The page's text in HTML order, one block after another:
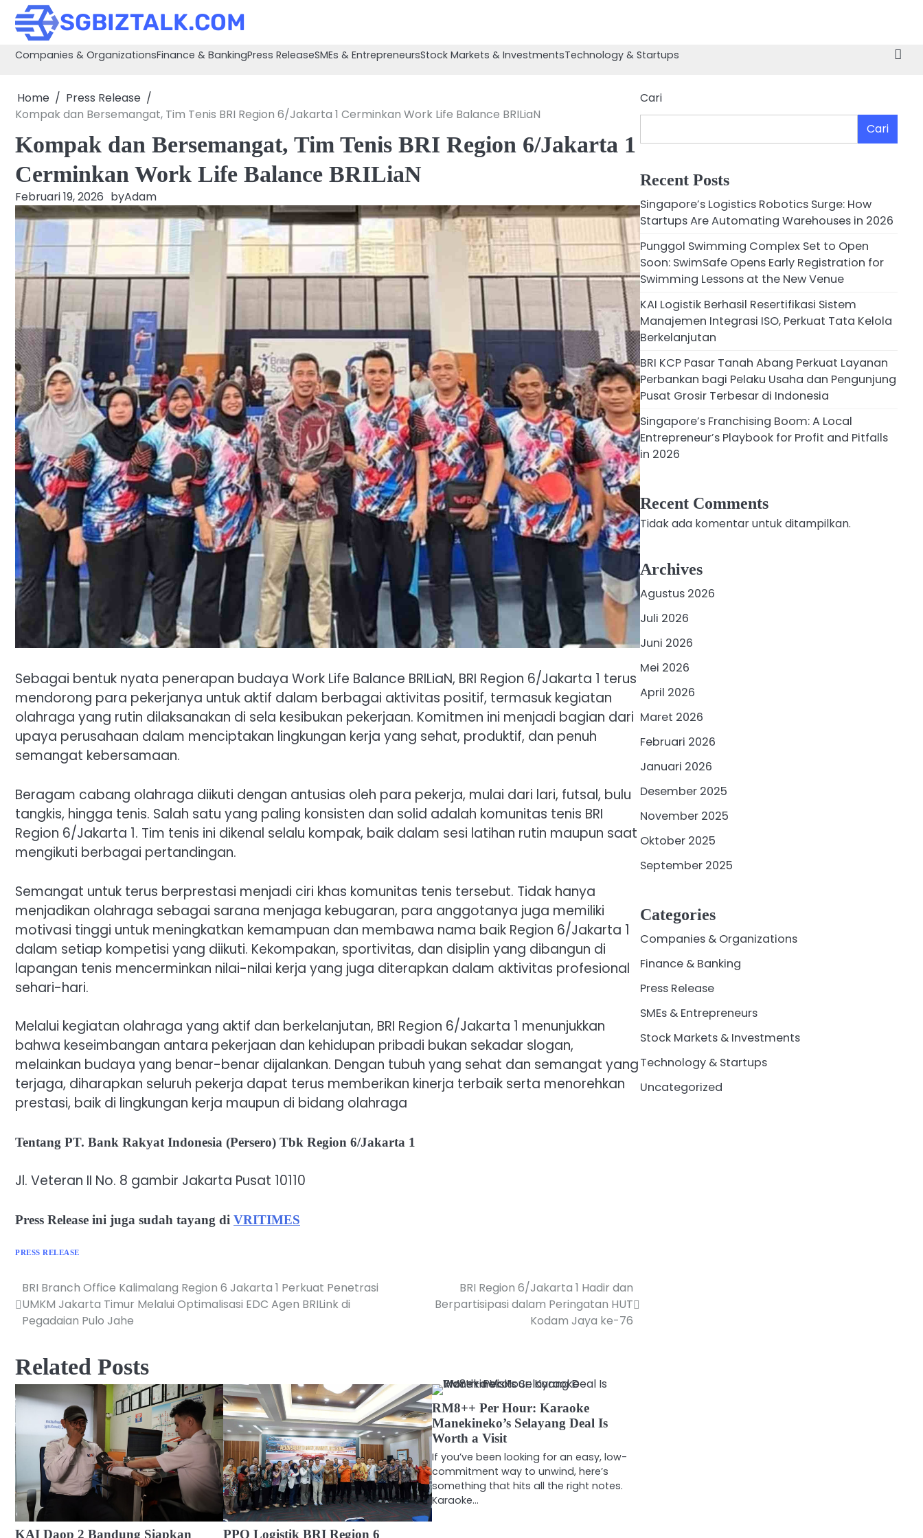
content
SGBIZTALK.COM
Companies & OrganizationsFinance & BankingPress ReleaseSMEs & EntrepreneursStock Markets & InvestmentsTechnology & Startups
Home
Press Release
Kompak dan Bersemangat, Tim Tenis BRI Region 6/Jakarta 1 Cerminkan Work Life Balance BRILiaN
Kompak dan Bersemangat, Tim Tenis BRI Region 6/Jakarta 1
Cerminkan Work Life Balance BRILiaN
Februari 19, 2026 byAdam
Sebagai bentuk nyata penerapan budaya Work Life Balance BRILiaN, BRI Region 6/Jakarta 1 terus
mendorong para pekerjanya untuk aktif dalam berbagai aktivitas positif, termasuk kegiatan
olahraga yang rutin dilaksanakan di sela kesibukan pekerjaan. Komitmen ini menjadi bagian dari
upaya perusahaan dalam menciptakan lingkungan kerja yang sehat, produktif, dan penuh
semangat kebersamaan.
Beragam cabang olahraga diikuti dengan antusias oleh para pekerja, mulai dari lari, futsal, bulu
tangkis, hingga tenis. Salah satu yang paling konsisten dan solid adalah komunitas tenis BRI
Region 6/Jakarta 1. Tim tenis ini dikenal selalu kompak, baik dalam sesi latihan rutin maupun saat
mengikuti berbagai pertandingan.
Semangat untuk terus berprestasi menjadi ciri khas komunitas tenis tersebut. Tidak hanya
menjadikan olahraga sebagai sarana menjaga kebugaran, para anggotanya juga memiliki
motivasi tinggi untuk meningkatkan kemampuan dan membawa nama baik Region 6/Jakarta 1
dalam setiap kompetisi yang diikuti. Kekompakan, sportivitas, dan disiplin yang dibangun di
lapangan tenis mencerminkan nilai-nilai kerja yang juga diterapkan dalam aktivitas profesional
sehari-hari.
Melalui kegiatan olahraga yang aktif dan berkelanjutan, BRI Region 6/Jakarta 1 menunjukkan
bahwa keseimbangan antara pekerjaan dan kehidupan pribadi bukan sekadar slogan,
melainkan budaya yang benar-benar dijalankan. Dengan tubuh yang sehat dan semangat yang
terjaga, diharapkan seluruh pekerja dapat terus memberikan kinerja terbaik serta menorehkan
prestasi, baik di lingkungan kerja maupun di bidang olahraga
Tentang PT. Bank Rakyat Indonesia (Persero) Tbk Region 6/Jakarta 1
Jl. Veteran II No. 8 gambir Jakarta Pusat 10110
Press Release ini juga sudah tayang di VRITIMES
PRESS RELEASE
Navigasi
pos
BRI Branch Office Kalimalang Region 6 Jakarta 1 Perkuat Penetrasi
UMKM Jakarta Timur Melalui Optimalisasi EDC Agen BRILink di
Pegadaian Pulo Jahe
BRI Region 6/Jakarta 1 Hadir dan
Berpartisipasi dalam Peringatan HUT
Kodam Jaya ke-76
Related Posts
KAI Daop 2 Bandung Siapkan PPO Logistik BRI Region 6
RM8++ Per Hour: Karaoke
Manekineko’s Selayang Deal Is
Worth a Visit
If you’ve been looking for an easy, low-
commitment way to unwind, here’s
something that hits all the right notes.
Karaoke…
Cari
Cari
Recent Posts
Singapore’s Logistics Robotics Surge: How
Startups Are Automating Warehouses in 2026
Punggol Swimming Complex Set to Open
Soon: SwimSafe Opens Early Registration for
Swimming Lessons at the New Venue
KAI Logistik Berhasil Resertifikasi Sistem
Manajemen Integrasi ISO, Perkuat Tata Kelola
Berkelanjutan
BRI KCP Pasar Tanah Abang Perkuat Layanan
Perbankan bagi Pelaku Usaha dan Pengunjung
Pusat Grosir Terbesar di Indonesia
Singapore’s Franchising Boom: A Local
Entrepreneur’s Playbook for Profit and Pitfalls
in 2026
Recent Comments
Tidak ada komentar untuk ditampilkan.
Archives
Agustus 2026
Juli 2026
Juni 2026
Mei 2026
April 2026
Maret 2026
Februari 2026
Januari 2026
Desember 2025
November 2025
Oktober 2025
September 2025
Categories
Companies & Organizations
Finance & Banking
Press Release
SMEs & Entrepreneurs
Stock Markets & Investments
Technology & Startups
Uncategorized